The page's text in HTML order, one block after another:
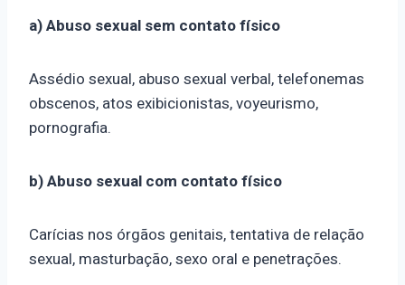
a) Abuso sexual sem contato físico
Assédio sexual, abuso sexual verbal, telefonemas
obscenos, atos exibicionistas, voyeurismo,
pornografia.
b) Abuso sexual com contato físico
Carícias nos órgãos genitais, tentativa de relação
sexual, masturbação, sexo oral e penetrações.